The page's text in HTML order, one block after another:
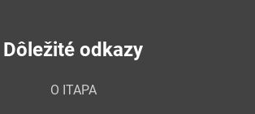
Dôležité odkazy
O ITAPA